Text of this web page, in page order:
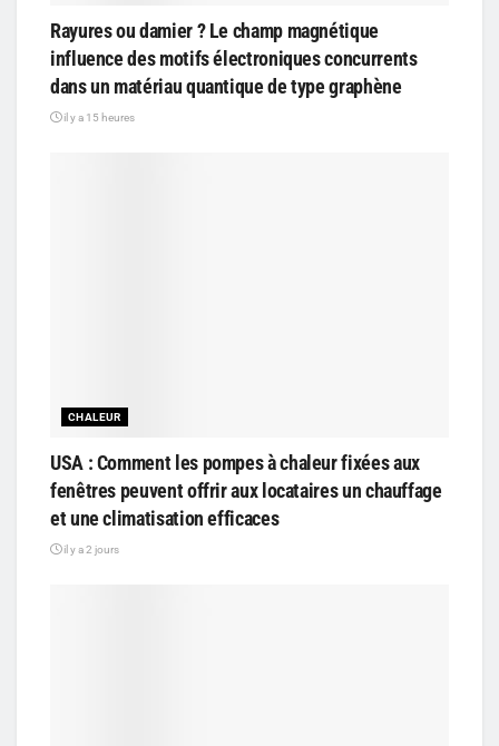
Rayures ou damier ? Le champ magnétique
influence des motifs électroniques concurrents
dans un matériau quantique de type graphène
il y a 15 heures
CHALEUR
USA : Comment les pompes à chaleur fixées aux
fenêtres peuvent offrir aux locataires un chauffage
et une climatisation efficaces
il y a 2 jours